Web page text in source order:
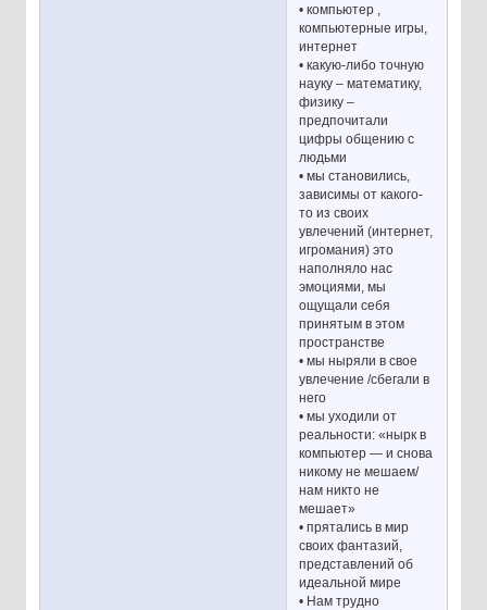
• компьютер ,
компьютерные игры,
интернет
• какую-либо точную
науку – математику,
физику –
предпочитали
цифры общению с
людьми
• мы становились,
зависимы от какого-
то из своих
увлечений (интернет,
игромания) это
наполняло нас
эмоциями, мы
ощущали себя
принятым в этом
пространстве
• мы ныряли в свое
увлечение /сбегали в
него
• мы уходили от
реальности: «нырк в
компьютер — и снова
никому не мешаем/
нам никто не
мешает»
• прятались в мир
своих фантазий,
представлений об
идеальной мире
• Нам трудно